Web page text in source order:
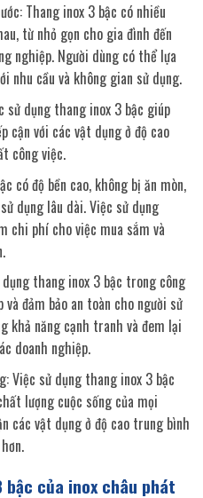
Thang inox 3 bậc có nhiều
từ nhỏ gọn cho gia đình đến
nghiệp. Người dùng có thể lựa
nhu cầu và không gian sử dụng.
sử dụng thang inox 3 bậc giúp
cận với các vật dụng ở độ cao
công việc.
có độ bền cao, không bị ăn mòn,
dụng lâu dài. Việc sử dụng
chi phí cho việc mua sắm và
thang inox 3 bậc trong công
đảm bảo an toàn cho người sử
khả năng cạnh tranh và đem lại
doanh nghiệp.
Việc sử dụng thang inox 3 bậc
lượng cuộc sống của mọi
các vật dụng ở độ cao trung bình
của inox châu phát